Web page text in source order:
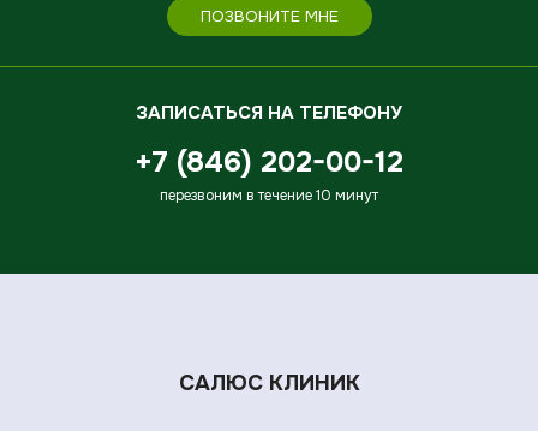
ПОЗВОНИТЕ МНЕ
ЗАПИСАТЬСЯ НА ТЕЛЕФОНУ
+7 (846) 202-00-12
перезвоним в течение 10 минут
САЛЮС КЛИНИК